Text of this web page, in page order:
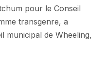
pour le Conseil
transgenre, a
municipal de Wheeling,